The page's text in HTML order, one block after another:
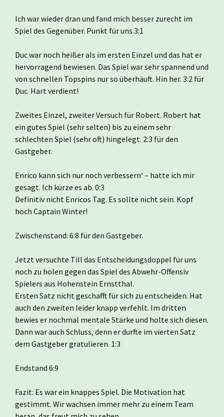
Ich war wieder dran und fand mich besser zurecht im
Spiel des Gegenüber. Punkt für uns.3:1
Duc war noch heißer als im ersten Einzel und das hat er
hervorragend bewiesen. Das Spiel war sehr spannend und
von schnellen Topspins nur so überhäuft. Hin her. 3:2 für
Duc. Hart verdient!
Zweites Einzel, zweiter Versuch für Robert. Robert hat
ein gutes Spiel (sehr selten) bis zu einem sehr
schlechten Spiel (sehr oft) hingelegt. 2:3 für den
Gastgeber.
Enrico kann sich nur noch verbessern‘ – hatte ich mir
gesagt. Ich kürze es ab. 0:3
Definitiv nicht Enricos Tag. Es sollte nicht sein. Kopf
hoch Captain Winter!
Zwischenstand: 6:8 für den Gastgeber.
Jetzt versuchte Till das Entscheidungsdoppel für uns
noch zu holen gegen das Spiel des Abwehr-Offensiv
Spielers aus Hohenstein Ernstthal.
Ersten Satz nicht geschafft für sich zu entscheiden. Hat
auch den zweiten leider knapp verfehlt. Im dritten
bewies er nochmal mentale Stärke und holte sich diesen.
Dann war auch Schluss, denn er durfte im vierten Satz
dem Gastgeber gratulieren. 1:3
Endstand 6:9
Fazit: Es war ein knappes Spiel. Die Motivation hat
gestimmt. Wir wachsen immer mehr zu einem Team